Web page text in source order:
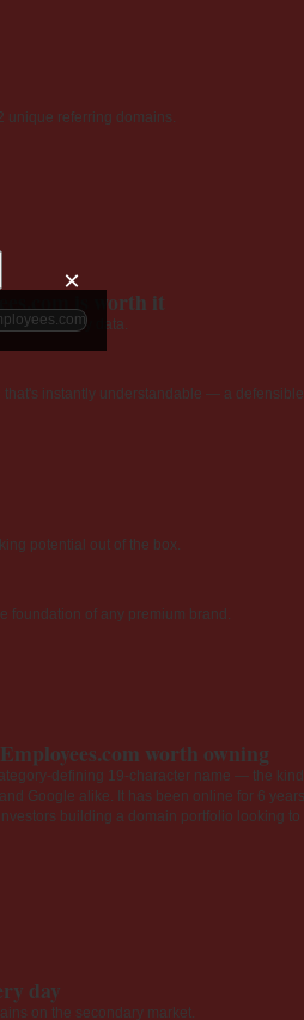
unique referring domains.
×
is worth it
third-party data.
that's instantly understandable — a
potential out of the box.
foundation of any premium brand.
worth owning
defining 19-character name — the
Google alike. It has been online for 6
building a domain portfolio looking
day
on the secondary market.